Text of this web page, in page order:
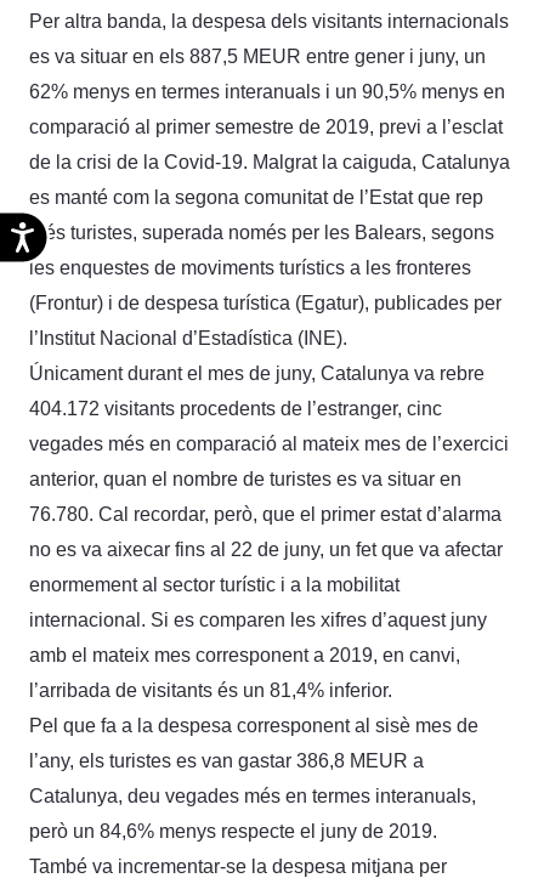
Accesibilidad
Per altra banda, la despesa dels visitants internacionals
es va situar en els 887,5 MEUR entre gener i juny, un
62% menys en termes interanuals i un 90,5% menys en
comparació al primer semestre de 2019, previ a l’esclat
de la crisi de la Covid-19. Malgrat la caiguda, Catalunya
es manté com la segona comunitat de l’Estat que rep
més turistes, superada només per les Balears, segons
les enquestes de moviments turístics a les fronteres
(Frontur) i de despesa turística (Egatur), publicades per
l’Institut Nacional d’Estadística (INE).
Únicament durant el mes de juny, Catalunya va rebre
404.172 visitants procedents de l’estranger, cinc
vegades més en comparació al mateix mes de l’exercici
anterior, quan el nombre de turistes es va situar en
76.780. Cal recordar, però, que el primer estat d’alarma
no es va aixecar fins al 22 de juny, un fet que va afectar
enormement al sector turístic i a la mobilitat
internacional. Si es comparen les xifres d’aquest juny
amb el mateix mes corresponent a 2019, en canvi,
l’arribada de visitants és un 81,4% inferior.
Pel que fa a la despesa corresponent al sisè mes de
l’any, els turistes es van gastar 386,8 MEUR a
Catalunya, deu vegades més en termes interanuals,
però un 84,6% menys respecte el juny de 2019.
També va incrementar-se la despesa mitjana per